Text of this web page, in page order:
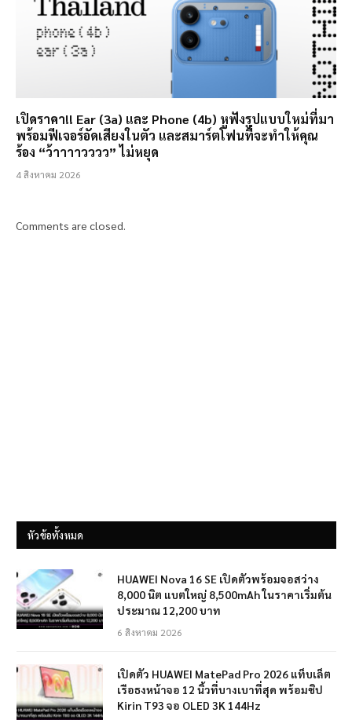
เปิดราคา!! Ear (3a) และ Phone (4b) หูฟังรูปแบบใหม่ที่มา
พร้อมฟีเจอร์อัดเสียงในตัว และสมาร์ตโฟนที่จะทำให้คุณ
ร้อง “ว้าาาาวววว” ไม่หยุด
4 สิงหาคม 2026
Comments are closed.
หัวข้อทั้งหมด
HUAWEI Nova 16 SE เปิดตัวพร้อมจอสว่าง
8,000 นิต แบตใหญ่ 8,500mAh ในราคาเริ่มต้น
ประมาณ 12,200 บาท
6 สิงหาคม 2026
เปิดตัว HUAWEI MatePad Pro 2026 แท็บเล็ต
เรือธงหน้าจอ 12 นิ้วที่บางเบาที่สุด พร้อมชิป
Kirin T93 จอ OLED 3K 144Hz